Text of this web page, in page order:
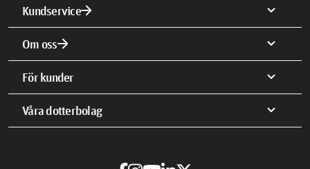
Kundservicearrow_forward expand_more
Om ossarrow_forward expand_more
För kunder expand_more
Våra dotterbolag expand_more